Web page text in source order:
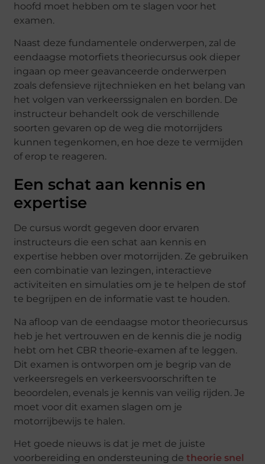
hoofd moet hebben om te slagen voor het
examen.
Naast deze fundamentele onderwerpen, zal de
eendaagse motorfiets theoriecursus ook dieper
ingaan op meer geavanceerde onderwerpen
zoals defensieve rijtechnieken en het belang van
het volgen van verkeerssignalen en borden. De
instructeur behandelt ook de verschillende
soorten gevaren op de weg die motorrijders
kunnen tegenkomen, en hoe deze te vermijden
of erop te reageren.
Een schat aan kennis en
expertise
De cursus wordt gegeven door ervaren
instructeurs die een schat aan kennis en
expertise hebben over motorrijden. Ze gebruiken
een combinatie van lezingen, interactieve
activiteiten en simulaties om je te helpen de stof
te begrijpen en de informatie vast te houden.
Na afloop van de eendaagse motor theoriecursus
heb je het vertrouwen en de kennis die je nodig
hebt om het CBR theorie-examen af te leggen.
Dit examen is ontworpen om je begrip van de
verkeersregels en verkeersvoorschriften te
beoordelen, evenals je kennis van veilig rijden. Je
moet voor dit examen slagen om je
motorrijbewijs te halen.
Het goede nieuws is dat je met de juiste
voorbereiding en ondersteuning detheorie snel